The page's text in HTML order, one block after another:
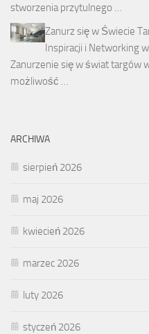
stworzenia przytulnego …
Zanurz się w Świecie
Inspiracji i Networking
Zanurzenie się w świat targów
możliwość …
ARCHIWA
sierpień 2026
maj 2026
kwiecień 2026
marzec 2026
luty 2026
styczeń 2026